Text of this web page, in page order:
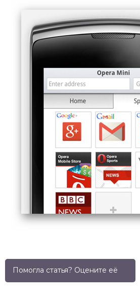
Помогла статья? Оцените её